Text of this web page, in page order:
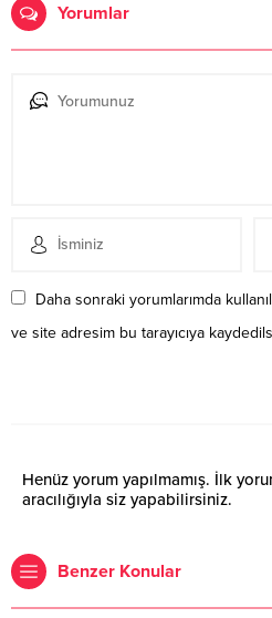
Yorumlar
Daha sonraki yorumlarımda
ve site adresim bu tarayıcıya
Henüz yorum yapılmamış. İlk
aracılığıyla siz yapabilirsiniz.
Benzer Konular